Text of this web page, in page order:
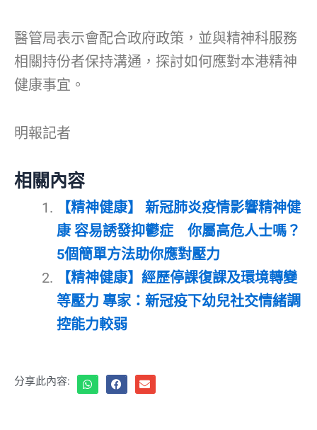
醫管局表示會配合政府政策，並與精神科服務
相關持份者保持溝通，探討如何應對本港精神
健康事宜。
明報記者
相關內容
【精神健康】 新冠肺炎疫情影響精神健
康 容易誘發抑鬱症 你屬高危人士嗎？
5個簡單方法助你應對壓力
【精神健康】經歷停課復課及環境轉變
等壓力 專家：新冠疫下幼兒社交情緒調
控能力較弱
分享此內容: